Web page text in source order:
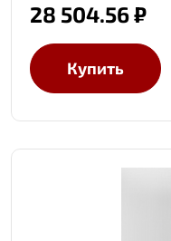
28 504.56 ₽
Купить